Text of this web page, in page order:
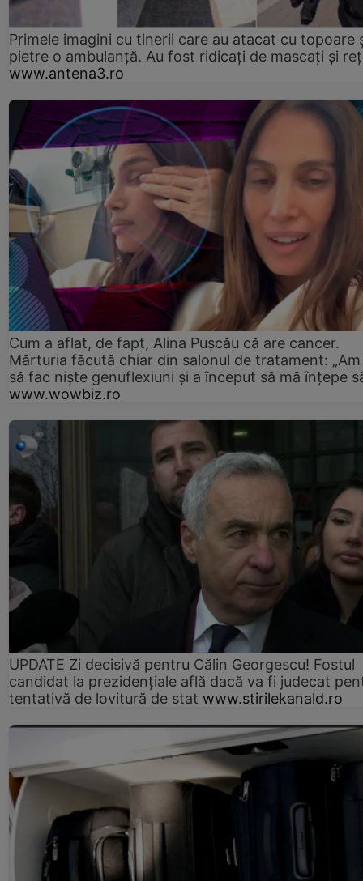
Primele imagini cu tinerii care au atacat cu topoare
pietre o ambulanță. Au fost ridicați de mascați și
www.antena3.ro
Cum a aflat, de fapt, Alina Pușcău că are cancer.
Mărturia făcută chiar din salonul de tratament:
să fac niște genuflexiuni și a început să mă înțepe
www.wowbiz.ro
UPDATE Zi decisivă pentru Călin Georgescu! Fostul
candidat la prezidențiale află dacă va fi judecat
tentativă de lovitură de stat www.stirilekanald.ro